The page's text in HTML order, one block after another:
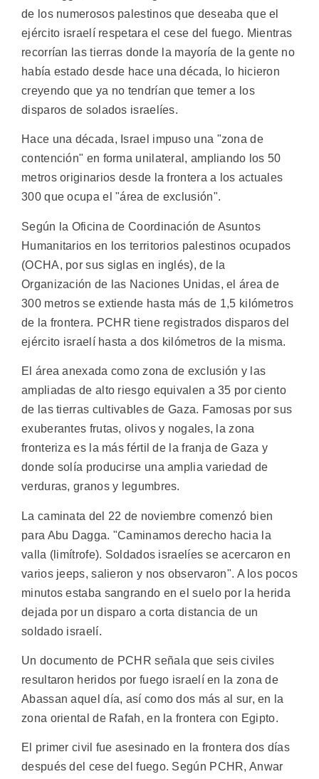
de los numerosos palestinos que deseaba que el
ejército israelí respetara el cese del fuego. Mientras
recorrían las tierras donde la mayoría de la gente no
había estado desde hace una década, lo hicieron
creyendo que ya no tendrían que temer a los
disparos de solados israelíes.
Hace una década, Israel impuso una "zona de
contención" en forma unilateral, ampliando los 50
metros originarios desde la frontera a los actuales
300 que ocupa el "área de exclusión".
Según la Oficina de Coordinación de Asuntos
Humanitarios en los territorios palestinos ocupados
(OCHA, por sus siglas en inglés), de la
Organización de las Naciones Unidas, el área de
300 metros se extiende hasta más de 1,5 kilómetros
de la frontera. PCHR tiene registrados disparos del
ejército israelí hasta a dos kilómetros de la misma.
El área anexada como zona de exclusión y las
ampliadas de alto riesgo equivalen a 35 por ciento
de las tierras cultivables de Gaza. Famosas por sus
exuberantes frutas, olivos y nogales, la zona
fronteriza es la más fértil de la franja de Gaza y
donde solía producirse una amplia variedad de
verduras, granos y legumbres.
La caminata del 22 de noviembre comenzó bien
para Abu Dagga. "Caminamos derecho hacia la
valla (limítrofe). Soldados israelíes se acercaron en
varios jeeps, salieron y nos observaron". A los pocos
minutos estaba sangrando en el suelo por la herida
dejada por un disparo a corta distancia de un
soldado israelí.
Un documento de PCHR señala que seis civiles
resultaron heridos por fuego israelí en la zona de
Abassan aquel día, así como dos más al sur, en la
zona oriental de Rafah, en la frontera con Egipto.
El primer civil fue asesinado en la frontera dos días
después del cese del fuego. Según PCHR, Anwar